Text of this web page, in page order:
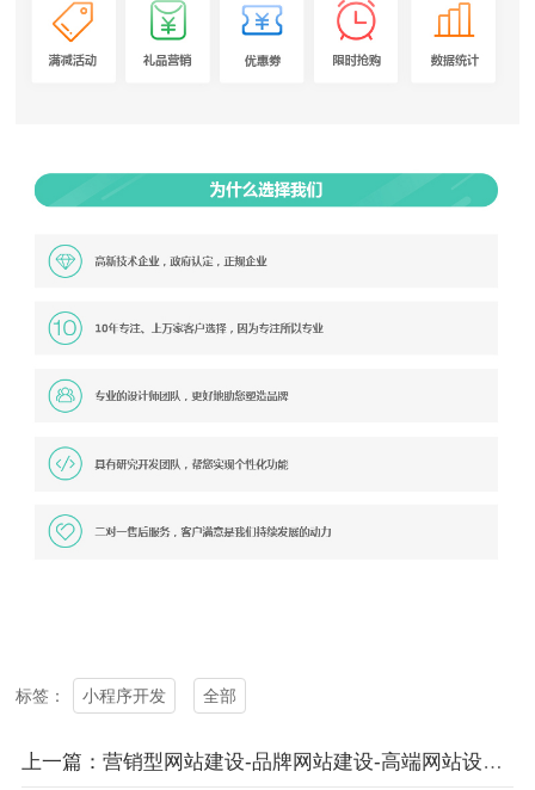
标签： 小程序开发 全部
上一篇：营销型网站建设-品牌网站建设-高端网站设计定制